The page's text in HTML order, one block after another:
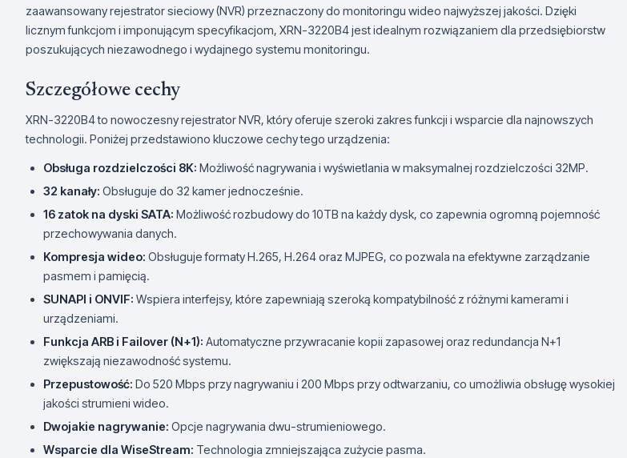
zaawansowany rejestrator sieciowy (NVR) przeznaczony do monitoringu wideo najwyższej jakości. Dzięki
licznym funkcjom i imponującym specyfikacjom, XRN-3220B4 jest idealnym rozwiązaniem dla przedsiębiorstw
poszukujących niezawodnego i wydajnego systemu monitoringu.
Szczegółowe cechy
XRN-3220B4 to nowoczesny rejestrator NVR, który oferuje szeroki zakres funkcji i wsparcie dla najnowszych
technologii. Poniżej przedstawiono kluczowe cechy tego urządzenia:
Obsługa rozdzielczości 8K: Możliwość nagrywania i wyświetlania w maksymalnej rozdzielczości 32MP.
32 kanały: Obsługuje do 32 kamer jednocześnie.
16 zatok na dyski SATA: Możliwość rozbudowy do 10TB na każdy dysk, co zapewnia ogromną pojemność
przechowywania danych.
Kompresja wideo: Obsługuje formaty H.265, H.264 oraz MJPEG, co pozwala na efektywne zarządzanie
pasmem i pamięcią.
SUNAPI i ONVIF: Wspiera interfejsy, które zapewniają szeroką kompatybilność z różnymi kamerami i
urządzeniami.
Funkcja ARB i Failover (N+1): Automatyczne przywracanie kopii zapasowej oraz redundancja N+1
zwiększają niezawodność systemu.
Przepustowość: Do 520 Mbps przy nagrywaniu i 200 Mbps przy odtwarzaniu, co umożliwia obsługę wysokiej
jakości strumieni wideo.
Dwojakie nagrywanie: Opcje nagrywania dwu-strumieniowego.
Wsparcie dla WiseStream: Technologia zmniejszająca zużycie pasma.